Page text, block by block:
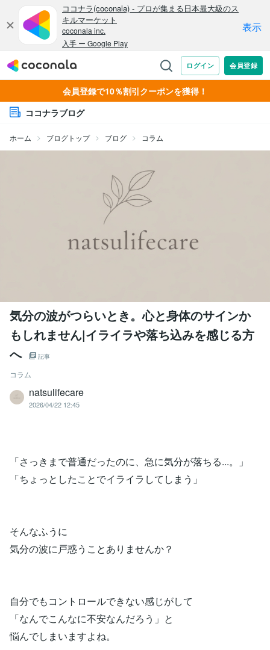
会員登録で10％割引クーポンを獲得！
ココナラブログ
ホーム ブログトップ ブログ コラム
気分の波がつらいとき。心と身体のサインか
もしれません|イライラや落ち込みを感じる方
へ
記事
コラム
natsulifecare
2026/04/22 12:45
「さっきまで普通だったのに、急に気分が落ちる...。」
「ちょっとしたことでイライラしてしまう」
そんなふうに
気分の波に戸惑うことありませんか？
自分でもコントロールできない感じがして
「なんでこんなに不安なんだろう」と
悩んでしまいますよね。